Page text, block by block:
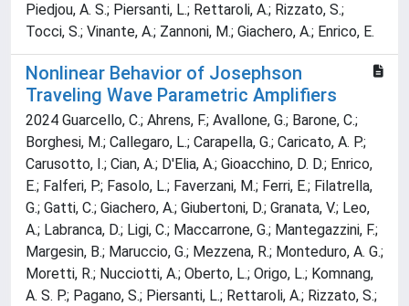
Piedjou, A. S.; Piersanti, L.; Rettaroli, A.; Rizzato, S.;
Tocci, S.; Vinante, A.; Zannoni, M.; Giachero, A.; Enrico, E.
Nonlinear Behavior of Josephson
Traveling Wave Parametric Amplifiers
2024 Guarcello, C.; Ahrens, F.; Avallone, G.; Barone, C.;
Borghesi, M.; Callegaro, L.; Carapella, G.; Caricato, A. P.;
Carusotto, I.; Cian, A.; D'Elia, A.; Gioacchino, D. D.; Enrico,
E.; Falferi, P.; Fasolo, L.; Faverzani, M.; Ferri, E.; Filatrella,
G.; Gatti, C.; Giachero, A.; Giubertoni, D.; Granata, V.; Leo,
A.; Labranca, D.; Ligi, C.; Maccarrone, G.; Mantegazzini, F.;
Margesin, B.; Maruccio, G.; Mezzena, R.; Monteduro, A. G.;
Moretti, R.; Nucciotti, A.; Oberto, L.; Origo, L.; Komnang,
A. S. P.; Pagano, S.; Piersanti, L.; Rettaroli, A.; Rizzato, S.;